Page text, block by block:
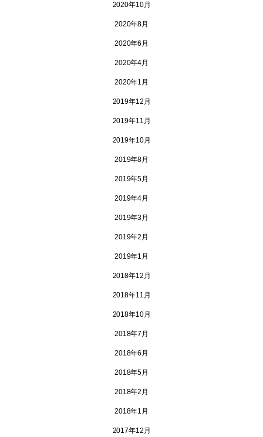
2020年10月
2020年8月
2020年6月
2020年4月
2020年1月
2019年12月
2019年11月
2019年10月
2019年8月
2019年5月
2019年4月
2019年3月
2019年2月
2019年1月
2018年12月
2018年11月
2018年10月
2018年7月
2018年6月
2018年5月
2018年2月
2018年1月
2017年12月